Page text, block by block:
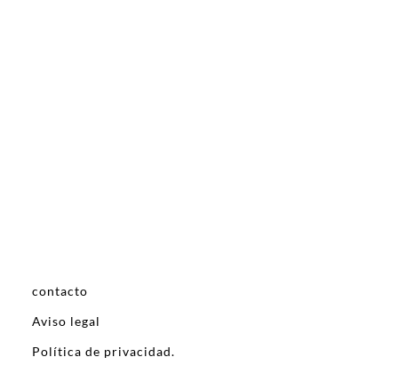
contacto
Aviso legal
Política de privacidad.